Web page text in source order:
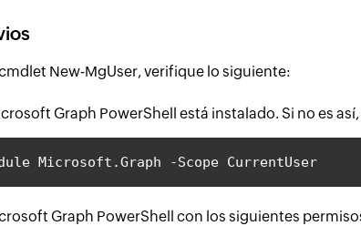
New-MgUser, verifique lo siguiente:
Graph PowerShell está instalado. Si no es
Microsoft.Graph -Scope CurrentUser
Graph PowerShell con los siguientes